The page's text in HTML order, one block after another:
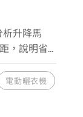
升降馬
，說明省...
電動曬衣機